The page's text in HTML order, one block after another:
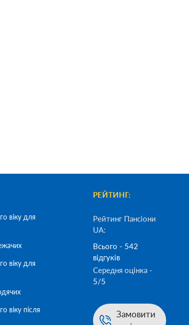
віку для
віку для
віку після
РЕЙТИНГ:
Рейтинг Пансіони
UA:
Всього - 542
відгуків
Середня оцінка -
5/5
Замовити